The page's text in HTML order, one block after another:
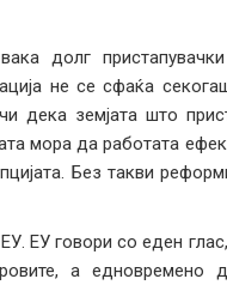
долг
не се сфаќа
дека земјата што
мора да работата
Без такви
ЕУ говори со еден
а едновремено